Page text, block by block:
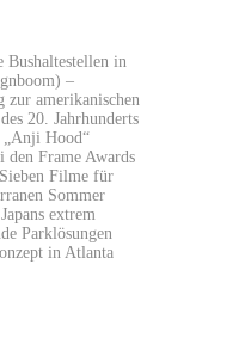
Bushaltestellen in
–
zur amerikanischen
20. Jahrhunderts
Hood“
den Frame Awards
Filme für
Sommer
extrem
Parklösungen
in Atlanta